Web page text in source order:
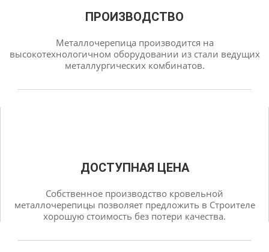
ПРОИЗВОДСТВО
Металлочерепица производится на
высокотехнологичном оборудовании из стали ведущих
металлургических комбинатов.
ДОСТУПНАЯ ЦЕНА
Собственное производство кровельной
металлочерепицы позволяет предложить в Строителе
хорошую стоимость без потери качества.